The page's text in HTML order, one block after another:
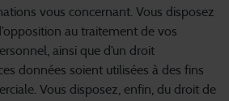
vous concernant. Vous disposez
au traitement de vos
ainsi que d’un droit
données soient utilisées à des fins
Vous disposez, enfin, du droit de